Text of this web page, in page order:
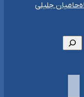
حامیان جلیلی